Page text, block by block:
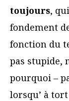
toujours,
fondement
fonction du
pas stupide,
pourquoi –
lorsqu’ à